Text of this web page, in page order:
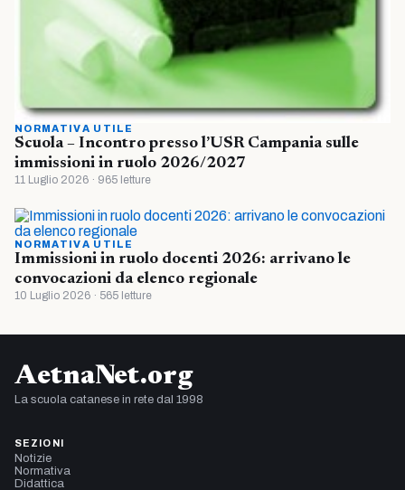
NORMATIVA UTILE
Scuola – Incontro presso l’USR Campania sulle
immissioni in ruolo 2026/2027
11 Luglio 2026 · 965 letture
NORMATIVA UTILE
Immissioni in ruolo docenti 2026: arrivano le
convocazioni da elenco regionale
10 Luglio 2026 · 565 letture
AetnaNet.org
La scuola catanese in rete dal 1998
SEZIONI
Notizie
Normativa
Didattica